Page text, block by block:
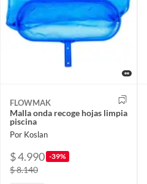
FLOWMAK
Malla onda recoge hojas limpia
piscina
Por Koslan
$ 4.990 -39%
$ 8.140